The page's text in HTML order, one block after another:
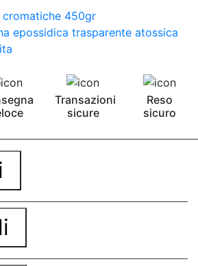
450gr
epossidica trasparente atossica
Transazioni
sicure
Reso
sicuro